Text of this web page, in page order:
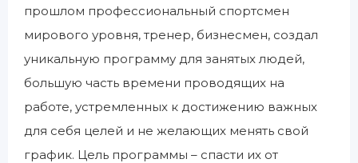
прошлом профессиональный спортсмен
мирового уровня, тренер, бизнесмен, создал
уникальную программу для занятых людей,
большую часть времени проводящих на
работе, устремленных к достижению важных
для себя целей и не желающих менять свой
график. Цель программы – спасти их от